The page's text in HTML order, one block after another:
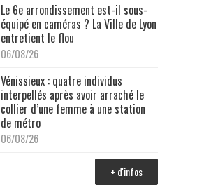
Le 6e arrondissement est-il sous-
équipé en caméras ? La Ville de Lyon
entretient le flou
06/08/26
Vénissieux : quatre individus
interpellés après avoir arraché le
collier d’une femme à une station
de métro
06/08/26
+ d'infos